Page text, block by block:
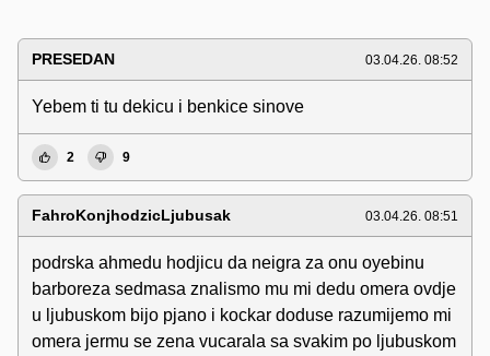
PRESEDAN 03.04.26. 08:52
Yebem ti tu dekicu i benkice sinove
2 9
FahroKonjhodzicLjubusak 03.04.26. 08:51
podrska ahmedu hodjicu da neigra za onu oyebinu
barboreza sedmasa znalismo mu mi dedu omera ovdje
u ljubuskom bijo pjano i kockar doduse razumijemo mi
omera jermu se zena vucarala sa svakim po ljubuskom